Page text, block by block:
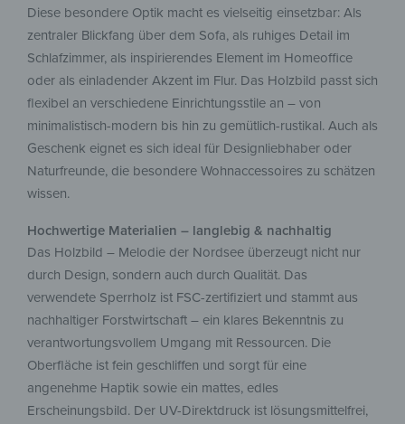
Diese besondere Optik macht es vielseitig einsetzbar: Als
zentraler Blickfang über dem Sofa, als ruhiges Detail im
Schlafzimmer, als inspirierendes Element im Homeoffice
oder als einladender Akzent im Flur. Das Holzbild passt sich
flexibel an verschiedene Einrichtungsstile an – von
minimalistisch-modern bis hin zu gemütlich-rustikal. Auch als
Geschenk eignet es sich ideal für Designliebhaber oder
Naturfreunde, die besondere Wohnaccessoires zu schätzen
wissen.
Hochwertige Materialien – langlebig & nachhaltig
Das Holzbild – Melodie der Nordsee überzeugt nicht nur
durch Design, sondern auch durch Qualität. Das
verwendete Sperrholz ist FSC-zertifiziert und stammt aus
nachhaltiger Forstwirtschaft – ein klares Bekenntnis zu
verantwortungsvollem Umgang mit Ressourcen. Die
Oberfläche ist fein geschliffen und sorgt für eine
angenehme Haptik sowie ein mattes, edles
Erscheinungsbild. Der UV-Direktdruck ist lösungsmittelfrei,